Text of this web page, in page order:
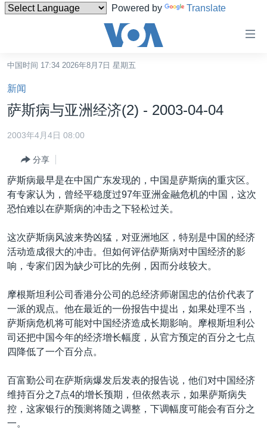
Powered by Translate
碍
链
接
跳
转
容
转
导
航
跳
到
索
中国
港澳
国际
最新国际新闻
中东
欧洲
非洲
美洲
全球议题
分类新闻
人权·法律·宗教
科教·文娱·体健
军事
劳工
环境
热点专题
白宫要闻
国会报道
美中关系
美国建国250周年
埃博拉疫情
美国之音专访
重要讲话与声明
VOA视频
VOA今日焦点
中文广播
关注我们
其他语言网站
中国时间 17:34 2026年8月7日 星期五
新闻
萨斯病与亚洲经济(2) - 2003-04-04
2003年4月4日 08:00
分享
萨斯病最早是在中国广东发现的，中国是萨斯病的重灾区。
有专家认为，曾经平稳度过97年亚洲金融危机的中国，这次
恐怕难以在萨斯病的冲击之下轻松过关。
这次萨斯病风波来势凶猛，对亚洲地区，特别是中国的经济
活动造成很大的冲击。但如何评估萨斯病对中国经济的影
响，专家们因为缺少可比的先例，因而分歧较大。
摩根斯坦利公司香港分公司的总经济师谢国忠的估价代表了
一派的观点。他在最近的一份报告中提出，如果处理不当，
萨斯病危机将可能对中国经济造成长期影响。摩根斯坦利公
司还把中国今年的经济增长幅度，从官方预定的百分之七点
四降低了一个百分点。
百富勤公司在萨斯病爆发后发表的报告说，他们对中国经济
维持百分之7点4的增长预期，但依然表示，如果萨斯病失
控，这家银行的预测将随之调整，下调幅度可能会有百分之
一。